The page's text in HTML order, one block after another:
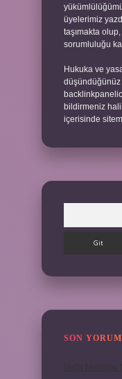
üyelerimiz
taşımakta
sorumluluğu
Hukuka ve
bildirmeniz
içerisinde
SON